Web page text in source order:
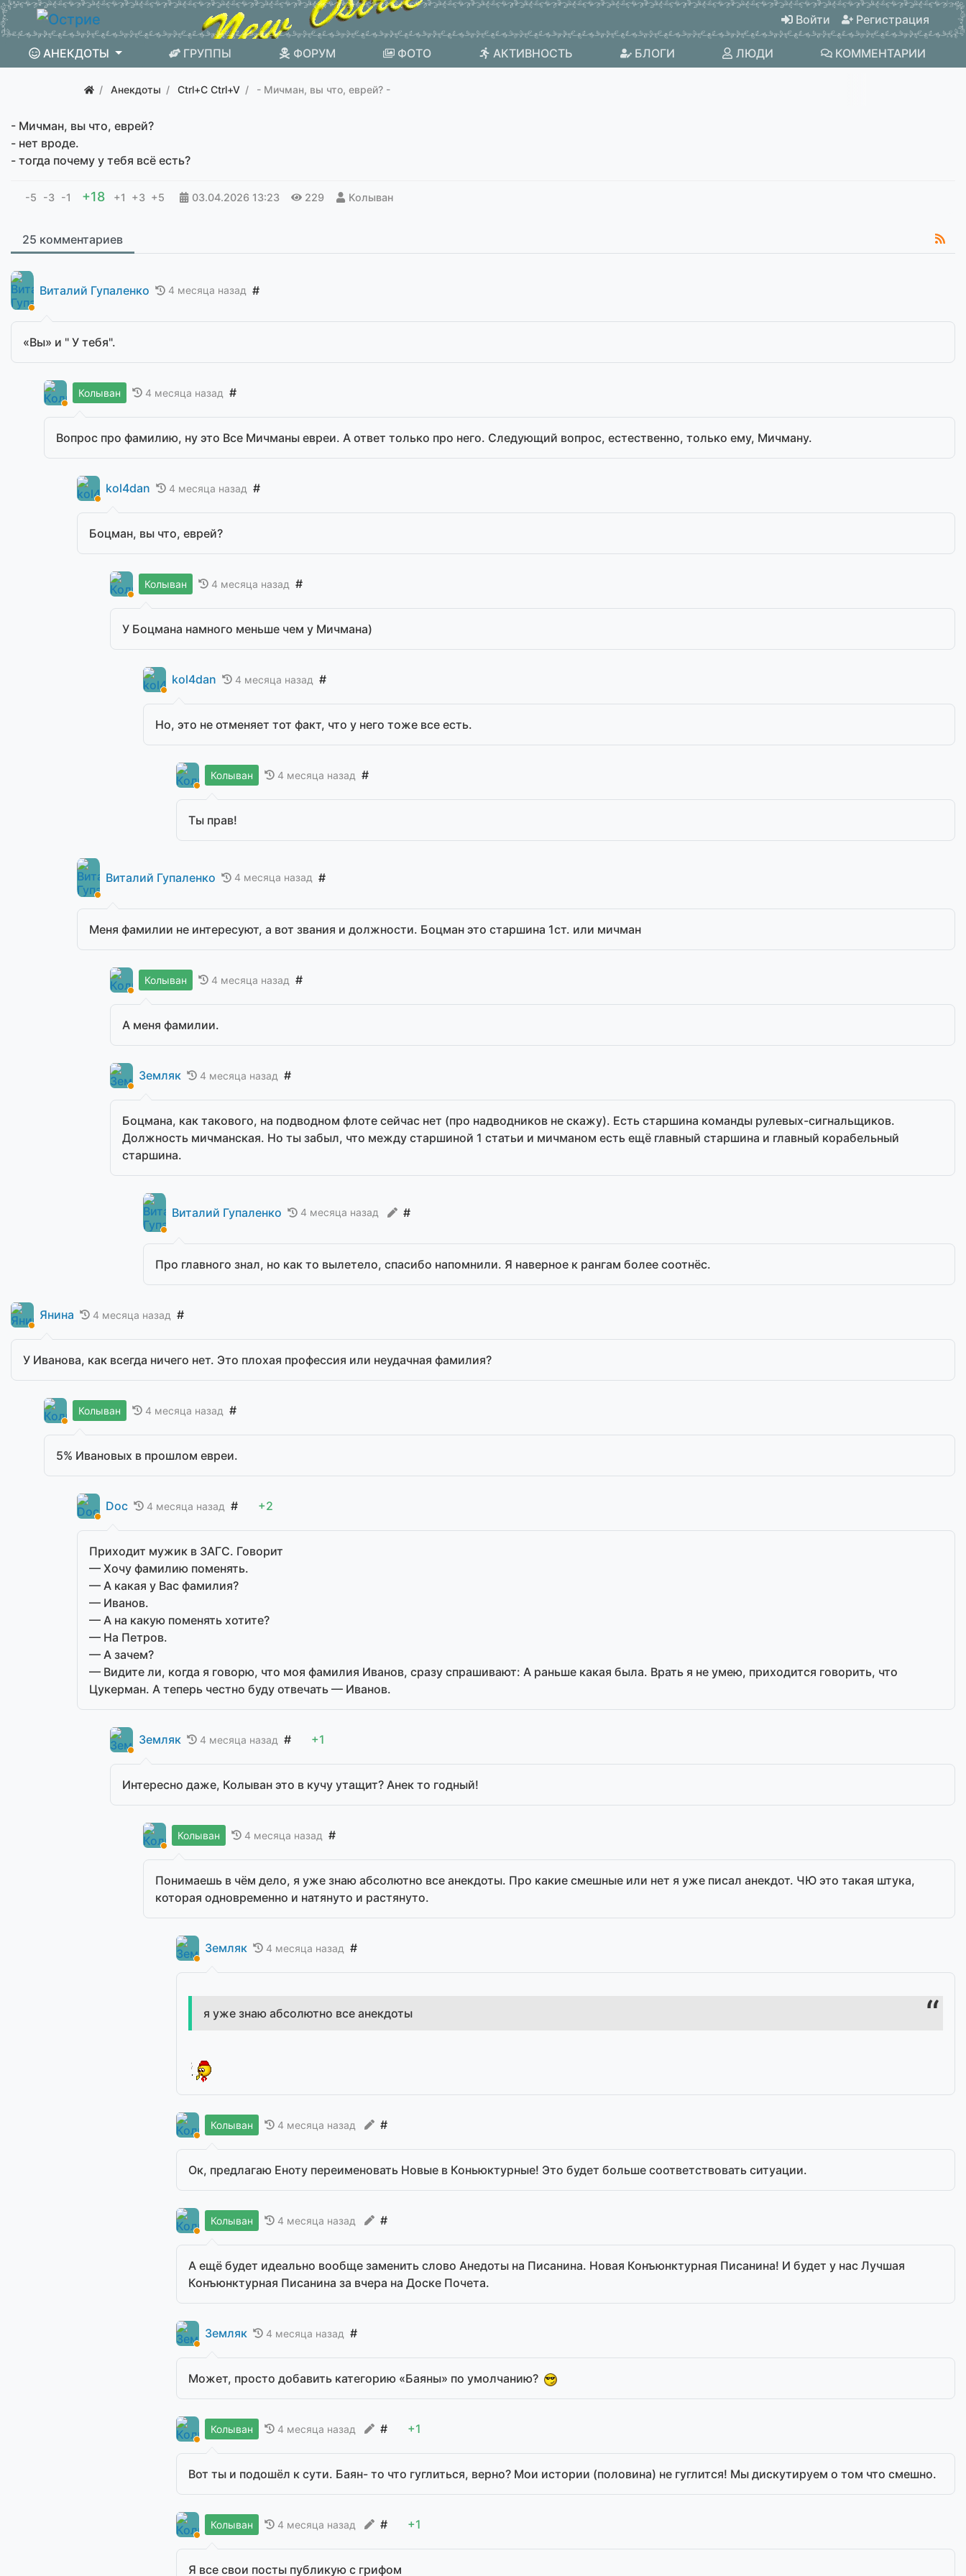
Войти Регистрация
АНЕКДОТЫ ГРУППЫ ФОРУМ ФОТО АКТИВНОСТЬ БЛОГИ ЛЮДИ КОММЕНТАРИИ
Анекдоты Ctrl+C Ctrl+V - Мичман, вы что, еврей? -
- Мичман, вы что, еврей?
- нет вроде.
- тогда почему у тебя всё есть?
-5 -3 -1 +18 +1 +3 +5 03.04.2026 13:23 229 Колыван
25 комментариев
Виталий Гупаленко 4 месяца назад #
«Вы» и " У тебя".
Колыван 4 месяца назад #
Вопрос про фамилию, ну это Все Мичманы евреи. А ответ только про него. Следующий вопрос, естественно, только ему, Мичману.
kol4dan 4 месяца назад #
Боцман, вы что, еврей?
Колыван 4 месяца назад #
У Боцмана намного меньше чем у Мичмана)
kol4dan 4 месяца назад #
Но, это не отменяет тот факт, что у него тоже все есть.
Колыван 4 месяца назад #
Ты прав!
Виталий Гупаленко 4 месяца назад #
Меня фамилии не интересуют, а вот звания и должности. Боцман это старшина 1ст. или мичман
Колыван 4 месяца назад #
А меня фамилии.
Земляк 4 месяца назад #
Боцмана, как такового, на подводном флоте сейчас нет (про надводников не скажу). Есть старшина команды рулевых-сигнальщиков.
Должность мичманская. Но ты забыл, что между старшиной 1 статьи и мичманом есть ещё главный старшина и главный корабельный
старшина.
Виталий Гупаленко 4 месяца назад #
Про главного знал, но как то вылетело, спасибо напомнили. Я наверное к рангам более соотнёс.
Янина 4 месяца назад #
У Иванова, как всегда ничего нет. Это плохая профессия или неудачная фамилия?
Колыван 4 месяца назад #
5% Ивановых в прошлом евреи.
Doc 4 месяца назад # +2
Приходит мужик в ЗАГС. Говорит
— Хочу фамилию поменять.
— А какая у Вас фамилия?
— Иванов.
— А на какую поменять хотите?
— На Петров.
— А зачем?
— Видите ли, когда я говорю, что моя фамилия Иванов, сразу спрашивают: А раньше какая была. Врать я не умею, приходится говорить, что
Цукерман. А теперь честно буду отвечать — Иванов.
Земляк 4 месяца назад # +1
Интересно даже, Колыван это в кучу утащит? Анек то годный!
Колыван 4 месяца назад #
Понимаешь в чём дело, я уже знаю абсолютно все анекдоты. Про какие смешные или нет я уже писал анекдот. ЧЮ это такая штука,
которая одновременно и натянуто и растянуто.
Земляк 4 месяца назад #
я уже знаю абсолютно все анекдоты
Колыван 4 месяца назад #
Ок, предлагаю Еноту переименовать Новые в Коньюктурные! Это будет больше соответствовать ситуации.
Колыван 4 месяца назад #
А ещё будет идеально вообще заменить слово Анедоты на Писанина. Новая Конъюнктурная Писанина! И будет у нас Лучшая
Конъюнктурная Писанина за вчера на Доске Почета.
Земляк 4 месяца назад #
Может, просто добавить категорию «Баяны» по умолчанию?
Колыван 4 месяца назад # +1
Вот ты и подошёл к сути. Баян- то что гуглиться, верно? Мои истории (половина) не гуглится! Мы дискутируем о том что смешно.
Колыван 4 месяца назад # +1
Я все свои посты публикую с грифом